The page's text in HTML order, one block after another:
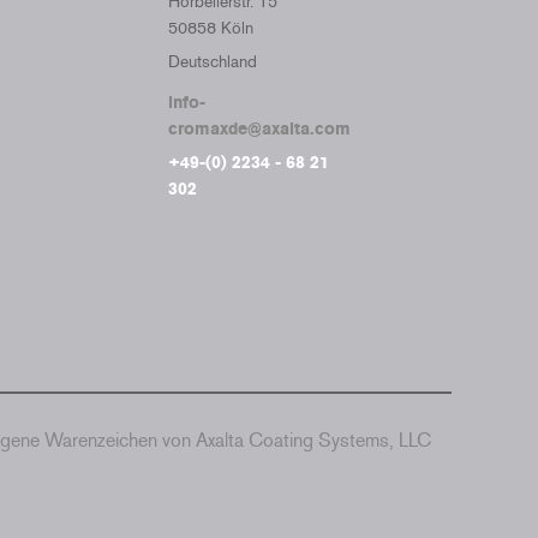
50858 Köln
Deutschland
info-
cromaxde@axalta.com
+49-(0) 2234 - 68 21
302
Warenzeichen von Axalta Coating Systems, LLC